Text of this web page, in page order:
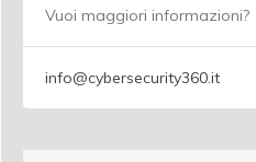
Vuoi maggiori informazioni?
info@cybersecurity360.it